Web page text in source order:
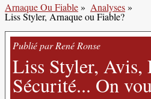
Arnaque Ou Fiable» Analyses»
Liss Styler, Arnaque ou Fiable?
Publié par René Ronse
Liss Styler, Avis,
Sécurité... On